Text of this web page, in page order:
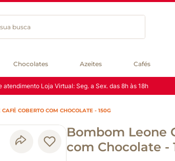
Chocolates Azeites Cafés
atendimento Loja Virtual: Seg. a Sex. das 8h às 18h
COBERTO COM CHOCOLATE - 150G
Bombom Leone
com Chocolate -